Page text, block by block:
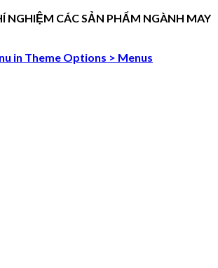
NGHIỆM CÁC SẢN PHẨM NGÀNH MAY
in Theme Options > Menus